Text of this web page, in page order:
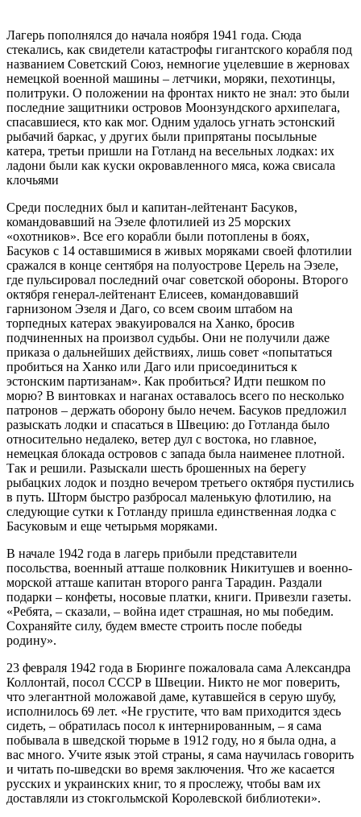
Лагерь пополнялся до начала ноября 1941 года. Сюда
стекались, как свидетели катастрофы гигантского корабля под
названием Советский Союз, немногие уцелевшие в жерновах
немецкой военной машины – летчики, моряки, пехотинцы,
политруки. О положении на фронтах никто не знал: это были
последние защитники островов Моонзундского архипелага,
спасавшиеся, кто как мог. Одним удалось угнать эстонский
рыбачий баркас, у других были припрятаны посыльные
катера, третьи пришли на Готланд на весельных лодках: их
ладони были как куски окровавленного мяса, кожа свисала
клочьями
Среди последних был и капитан-лейтенант Басуков,
командовавший на Эзеле флотилией из 25 морских
«охотников». Все его корабли были потоплены в боях,
Басуков с 14 оставшимися в живых моряками своей флотилии
сражался в конце сентября на полуострове Церель на Эзеле,
где пульсировал последний очаг советской обороны. Второго
октября генерал-лейтенант Елисеев, командовавший
гарнизоном Эзеля и Даго, со всем своим штабом на
торпедных катерах эвакуировался на Ханко, бросив
подчиненных на произвол судьбы. Они не получили даже
приказа о дальнейших действиях, лишь совет «попытаться
пробиться на Ханко или Даго или присоединиться к
эстонским партизанам». Как пробиться? Идти пешком по
морю? В винтовках и наганах оставалось всего по несколько
патронов – держать оборону было нечем. Басуков предложил
разыскать лодки и спасаться в Швецию: до Готланда было
относительно недалеко, ветер дул с востока, но главное,
немецкая блокада островов с запада была наименее плотной.
Так и решили. Разыскали шесть брошенных на берегу
рыбацких лодок и поздно вечером третьего октября пустились
в путь. Шторм быстро разбросал маленькую флотилию, на
следующие сутки к Готланду пришла единственная лодка с
Басуковым и еще четырьмя моряками.
В начале 1942 года в лагерь прибыли представители
посольства, военный атташе полковник Никитушев и военно-
морской атташе капитан второго ранга Тарадин. Раздали
подарки – конфеты, носовые платки, книги. Привезли газеты.
«Ребята, – сказали, – война идет страшная, но мы победим.
Сохраняйте силу, будем вместе строить после победы
родину».
23 февраля 1942 года в Бюринге пожаловала сама Александра
Коллонтай, посол СССР в Швеции. Никто не мог поверить,
что элегантной моложавой даме, кутавшейся в серую шубу,
исполнилось 69 лет. «Не грустите, что вам приходится здесь
сидеть, – обратилась посол к интернированным, – я сама
побывала в шведской тюрьме в 1912 году, но я была одна, а
вас много. Учите язык этой страны, я сама научилась говорить
и читать по-шведски во время заключения. Что же касается
русских и украинских книг, то я прослежу, чтобы вам их
доставляли из стокгольмской Королевской библиотеки».